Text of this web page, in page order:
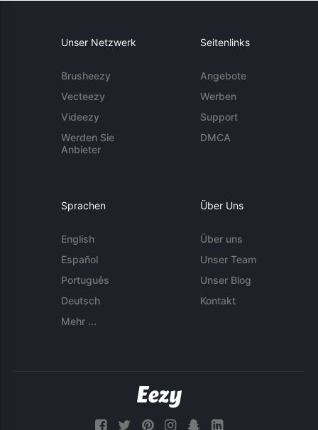
Unser Netzwerk
Brusheezy
Vecteezy
Videezy
Werden Sie
Anbieter
Seitenlinks
Angebote
Werben
Support
DMCA
Sprachen
English
Español
Português
Deutsch
Mehr ...
Über Uns
Über uns
Unser Team
Unser Blog
Kontakt